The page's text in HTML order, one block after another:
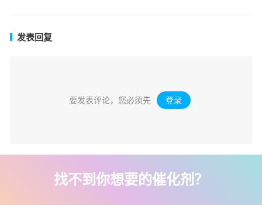
发表回复
要发表评论，您必须先 登录 。
找不到你想要的催化剂？